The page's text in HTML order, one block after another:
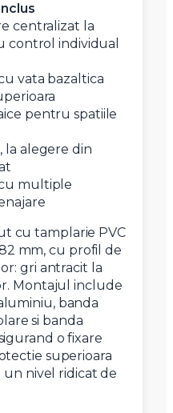
centralizat la
control individual
vata bazaltica
pentru spatiile
la alegere din
multiple
cu tamplarie PVC
mm, cu profil de
gri antracit la
Montajul include
banda
si banda
o fixare
superioara
un nivel ridicat de